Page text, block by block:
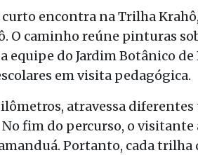
encontra na Trilha
O caminho reúne pinturas
equipe do Jardim Botânico
em visita pedagógica.
atravessa
fim do percurso, o
Portanto, cada